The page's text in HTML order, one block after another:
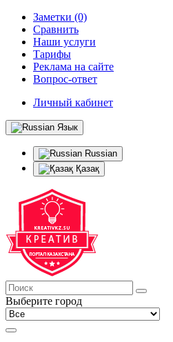
Заметки (0)
Сравнить
Наши услуги
Тарифы
Реклама на сайте
Вопрос-ответ
Личный кабинет
Язык
Russian
Қазақ
Выберите город